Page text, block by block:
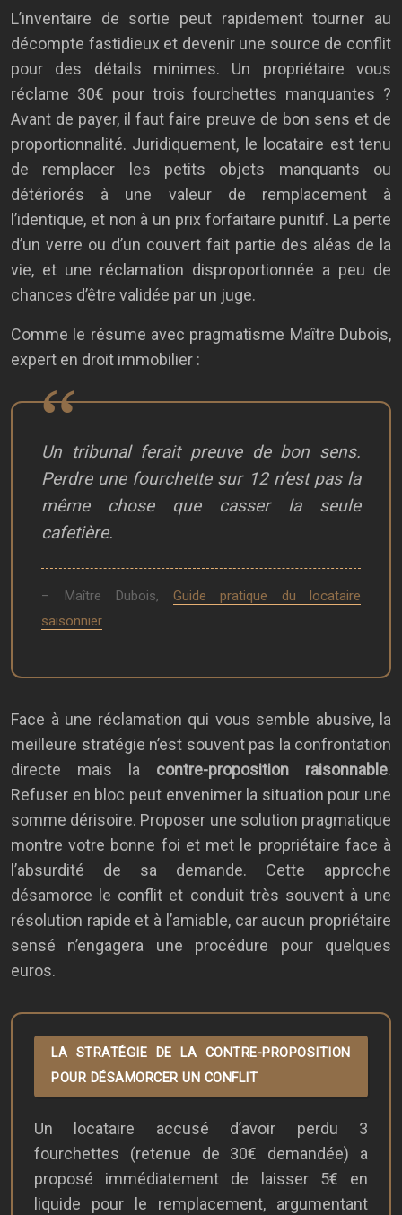
L’inventaire de sortie peut rapidement tourner au
décompte fastidieux et devenir une source de conflit
pour des détails minimes. Un propriétaire vous
réclame 30€ pour trois fourchettes manquantes ?
Avant de payer, il faut faire preuve de bon sens et de
proportionnalité. Juridiquement, le locataire est tenu
de remplacer les petits objets manquants ou
détériorés à une valeur de remplacement à
l’identique, et non à un prix forfaitaire punitif. La perte
d’un verre ou d’un couvert fait partie des aléas de la
vie, et une réclamation disproportionnée a peu de
chances d’être validée par un juge.
Comme le résume avec pragmatisme Maître Dubois,
expert en droit immobilier :
Un tribunal ferait preuve de bon sens.
Perdre une fourchette sur 12 n’est pas la
même chose que casser la seule
cafetière.
– Maître Dubois, Guide pratique du locataire
saisonnier
Face à une réclamation qui vous semble abusive, la
meilleure stratégie n’est souvent pas la confrontation
directe mais la contre-proposition raisonnable.
Refuser en bloc peut envenimer la situation pour une
somme dérisoire. Proposer une solution pragmatique
montre votre bonne foi et met le propriétaire face à
l’absurdité de sa demande. Cette approche
désamorce le conflit et conduit très souvent à une
résolution rapide et à l’amiable, car aucun propriétaire
sensé n’engagera une procédure pour quelques
euros.
LA STRATÉGIE DE LA CONTRE-PROPOSITION
POUR DÉSAMORCER UN CONFLIT
Un locataire accusé d’avoir perdu 3
fourchettes (retenue de 30€ demandée) a
proposé immédiatement de laisser 5€ en
liquide pour le remplacement, argumentant